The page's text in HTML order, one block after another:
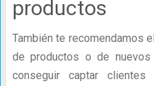
productos
También te recomendamos
de productos o de
conseguir captar